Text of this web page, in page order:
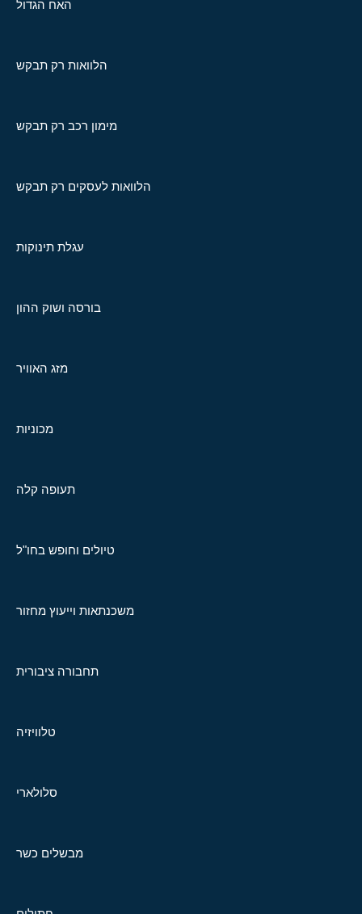
האח הגדול
הלוואות רק תבקש
מימון רכב רק תבקש
הלוואות לעסקים רק תבקש
עגלת תינוקות
בורסה ושוק ההון
מזג האוויר
מכוניות
תעופה קלה
טיולים וחופש בחו"ל
משכנתאות וייעוץ מחזור
תחבורה ציבורית
טלוויזיה
סלולארי
מבשלים כשר